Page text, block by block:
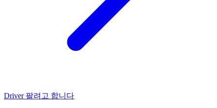
Driver 팔려고 합니다